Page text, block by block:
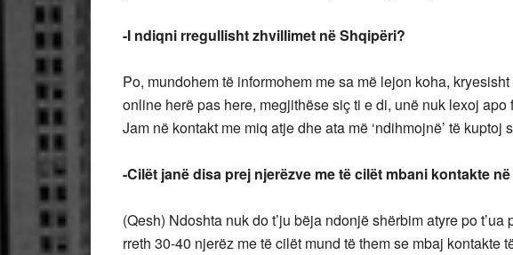
-I ndiqni rregullisht zhvillimet në Shqipëri?
Po, mundohem të informohem me sa më lejon koha,
online herë pas here, megjithëse siç ti e di, unë nuk lexoj
Jam në kontakt me miq atje dhe ata më ‘ndihmojnë’ të kuptoj
-Cilët janë disa prej njerëzve me të cilët mbani kontakte
(Qesh) Ndoshta nuk do t’ju bëja ndonjë shërbim atyre po
rreth 30-40 njerëz me të cilët mund të them se mbaj kontakte